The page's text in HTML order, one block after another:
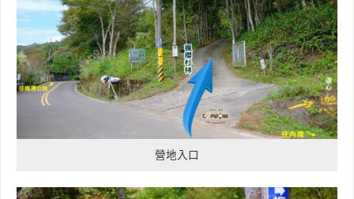
營地入口